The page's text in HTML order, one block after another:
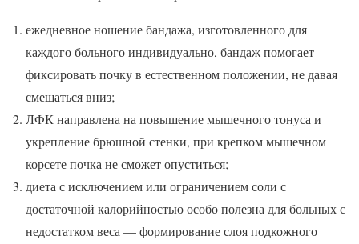
ежедневное ношение бандажа, изготовленного для
каждого больного индивидуально, бандаж помогает
фиксировать почку в естественном положении, не давая
смещаться вниз;
ЛФК направлена на повышение мышечного тонуса и
укрепление брюшной стенки, при крепком мышечном
корсете почка не сможет опуститься;
диета с исключением или ограничением соли с
достаточной калорийностью особо полезна для больных с
недостатком веса — формирование слоя подкожного